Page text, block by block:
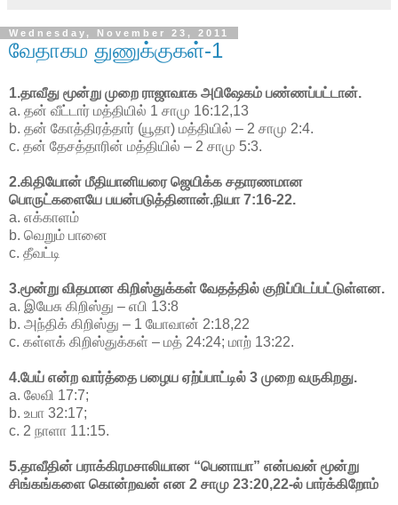
Wednesday, November 23, 2011
வேதாகம துணுக்குகள்-1
1.தாவீது மூன்று முறை ராஜாவாக அபிஷேகம் பண்ணப்பட்டான்.
a. தன் வீட்டார் மத்தியில் 1 சாமு 16:12,13
b. தன் கோத்திரத்தார் (யூதா) மத்தியில் – 2 சாமு 2:4.
c. தன் தேசத்தாரின் மத்தியில் – 2 சாமு 5:3.
2.கிதியோன் மீதியானியரை ஜெயிக்க சதாரணமான
பொருட்களையே பயன்படுத்தினான்.நியா 7:16-22.
a. எக்காளம்
b. வெறும் பானை
c. தீவட்டி
3.மூன்று விதமான கிறிஸ்துக்கள் வேதத்தில் குறிப்பிடப்பட்டுள்ளன.
a. இயேசு கிறிஸ்து – எபி 13:8
b. அந்திக் கிறிஸ்து – 1 யோவான் 2:18,22
c. கள்ளக் கிறிஸ்துக்கள் – மத் 24:24; மாற் 13:22.
4.பேய் என்ற வார்த்தை பழைய ஏற்ப்பாட்டில் 3 முறை வருகிறது.
a. லேவி 17:7;
b. உபா 32:17;
c. 2 நாளா 11:15.
5.தாவீதின் பராக்கிரமசாலியான “பெனாயா” என்பவன் மூன்று
சிங்கங்களை கொன்றவன் என 2 சாமு 23:20,22-ல் பார்க்கிறோம்